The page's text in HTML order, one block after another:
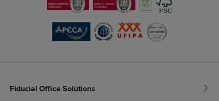
Fiducial Office Solutions